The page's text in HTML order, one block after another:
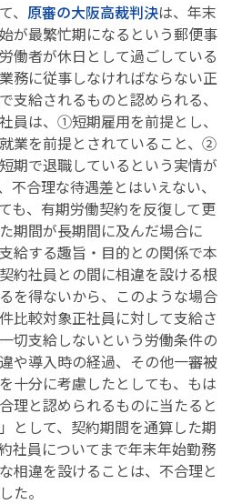
原審の大阪高裁判決は、年末
が最繁忙期になるという郵便事
働者が休日として過ごしている
務に従事しなければならない正
支給されるものと認められる、
員は、①短期雇用を前提とし、
業を前提とされていること、②
期で退職しているという実情が
不合理な待遇差とはいえない、
も、有期労働契約を反復して更
期間が長期間に及んだ場合に
給する趣旨・目的との関係で本
約社員との間に相違を設ける根
を得ないから、このような場合
比較対象正社員に対して支給さ
切支給しないという労働条件の
や導入時の経過、その他一審被
十分に考慮したとしても、もは
理と認められるものに当たると
として、契約期間を通算した期
社員についてまで年末年始勤務
相違を設けることは、不合理と
た。